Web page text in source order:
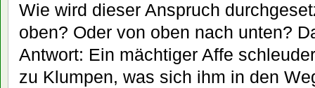
Wie wird dieser Anspruch
oben? Oder von oben nach unten?
Antwort: Ein mächtiger Affe
zu Klumpen, was sich ihm in den